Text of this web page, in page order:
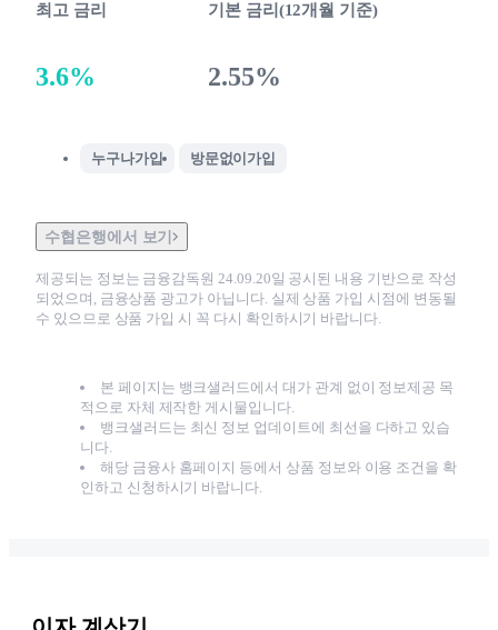
최고 금리
3.6%
기본 금리(12개월 기준)
2.55%
누구나가입 방문없이가입
수협은행에서 보기
제공되는 정보는 금융감독원24.09.20일 공시된 내용 기반으로 작성
되었으며, 금융상품 광고가 아닙니다. 실제 상품 가입 시점에 변동될
수 있으므로 상품 가입 시 꼭 다시 확인하시기 바랍니다.
본 페이지는 뱅크샐러드에서 대가 관계 없이 정보제공 목
적으로 자체 제작한 게시물입니다.
뱅크샐러드는 최신 정보 업데이트에 최선을 다하고 있습
니다.
해당 금융사 홈페이지 등에서 상품 정보와 이용 조건을 확
인하고 신청하시기 바랍니다.